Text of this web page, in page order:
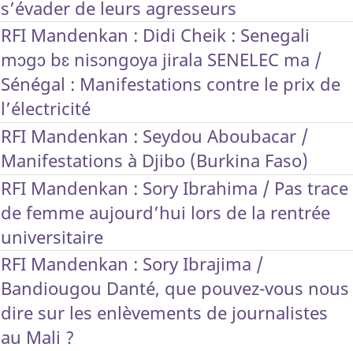
s’évader de leurs agresseurs
RFI Mandenkan : Didi Cheik : Senegali
mɔgɔ bɛ nisɔngoya jirala SENELEC ma /
Sénégal : Manifestations contre le prix de
l’électricité
RFI Mandenkan : Seydou Aboubacar /
Manifestations à Djibo (Burkina Faso)
RFI Mandenkan : Sory Ibrahima / Pas trace
de femme aujourd’hui lors de la rentrée
universitaire
RFI Mandenkan : Sory Ibrajima /
Bandiougou Danté, que pouvez-vous nous
dire sur les enlèvements de journalistes
au Mali ?